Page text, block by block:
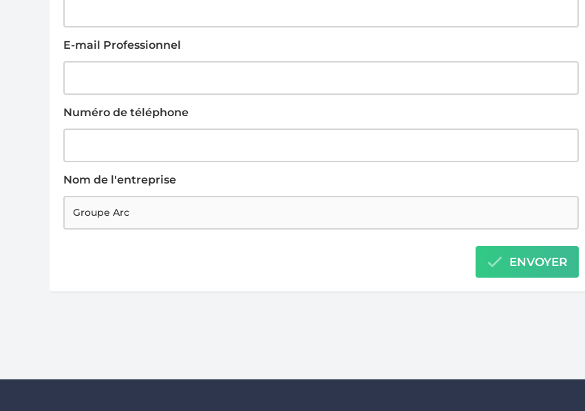
E-mail Professionnel
Numéro de téléphone
Nom de l'entreprise
ENVOYER